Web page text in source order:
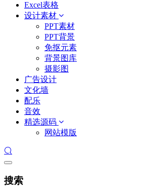
Excel表格
设计素材
PPT素材
PPT背景
免抠元素
背景图库
摄影图
广告设计
文化墙
配乐
音效
精选源码
网站模版
搜索